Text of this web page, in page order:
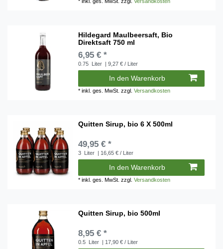
Hildegard Maulbeersaft, Bio
Direktsaft 750 ml
6,95 € *
0.75 Liter | 9,27 € / Liter
In den Warenkorb
*inkl. ges. MwSt. zzgl.Versandkosten
Quitten Sirup, bio 6 X 500ml
49,95 € *
3 Liter | 16,65 € / Liter
In den Warenkorb
*inkl. ges. MwSt. zzgl.Versandkosten
Quitten Sirup, bio 500ml
8,95 € *
0.5 Liter | 17,90 € / Liter